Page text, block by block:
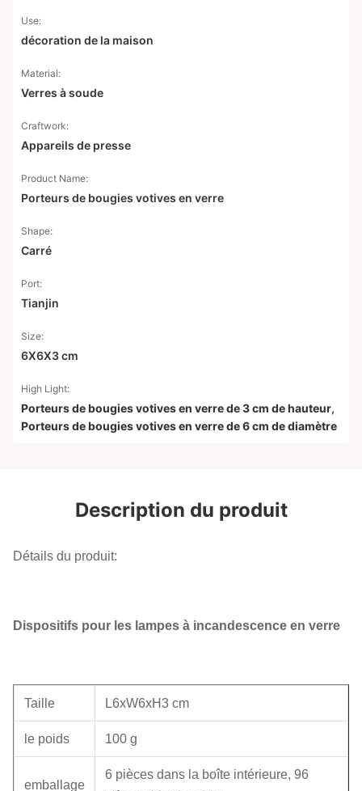
Use:
décoration de la maison
Material:
Verres à soude
Craftwork:
Appareils de presse
Product Name:
Porteurs de bougies votives en verre
Shape:
Carré
Port:
Tianjin
Size:
6X6X3 cm
High Light:
Porteurs de bougies votives en verre de 3 cm de hauteur,
Porteurs de bougies votives en verre de 6 cm de diamètre
Description du produit
Détails du produit:
Dispositifs pour les lampes à incandescence en verre
Taille L6xW6xH3 cm
le poids 100 g
emballage
6 pièces dans la boîte intérieure, 96